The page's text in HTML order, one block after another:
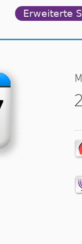
Erweiterte